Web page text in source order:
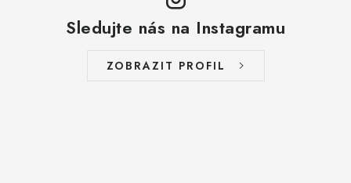
Sledujte nás na Instagramu
ZOBRAZIT PROFIL